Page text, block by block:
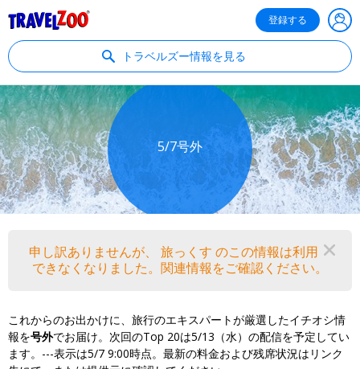
登録する
トラベルズー情報を見る
5/7号外
申し訳ありませんが、 旅っくす のこの情報は利用
できなくなりました。関連情報をご確認ください。
これからのお出かけに、旅行のエキスパートが厳選したイチオシ情
報を号外でお届け。次回のTop 20は5/13（水）の配信を予定してい
ます。---表示は5/7 9:00時点。最新の料金および残席状況はリンク